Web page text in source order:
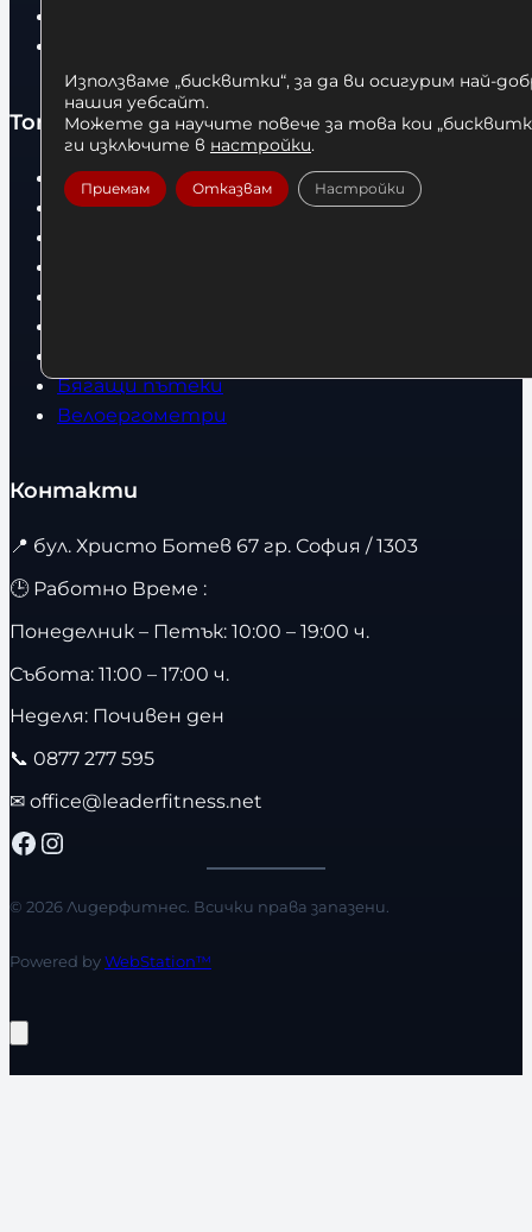
Топ категории
Бокс
Боксови чували
Бягащи пътеки
Велоергометри
Контакти
📍 бул. Христо Ботев 67 гр. София / 1303
🕒 Работно Време :
Понеделник – Петък: 10:00 – 19:00 ч.
Събота: 11:00 – 17:00 ч.
Неделя: Почивен ден
📞 0877 277 595
✉ office@leaderfitness.net
Facebook Instagram
© 2026 Лидерфитнес. Всички права запазени.
Powered byWebStation™
Използваме „бисквитки“, за да ви осигурим най-
нашия уебсайт.
Можете да научите повече за това кои
ги изключите в настройки.
Приемам Отказвам Настройки